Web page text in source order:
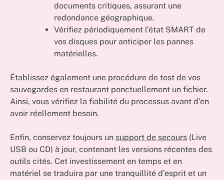
documents critiques, assurant une
redondance géographique.
Vérifiez périodiquement l’état SMART de
vos disques pour anticiper les pannes
matérielles.
Établissez également une procédure de test de vos
sauvegardes en restaurant ponctuellement un fichier.
Ainsi, vous vérifiez la fiabilité du processus avant d’en
avoir réellement besoin.
Enfin, conservez toujours un support de secours (Live
USB ou CD) à jour, contenant les versions récentes des
outils cités. Cet investissement en temps et en
matériel se traduira par une tranquillité d’esprit et un